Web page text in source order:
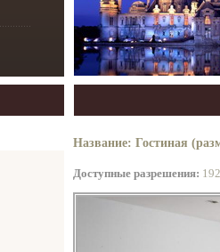
Название: Гостиная
Доступные разрешения: